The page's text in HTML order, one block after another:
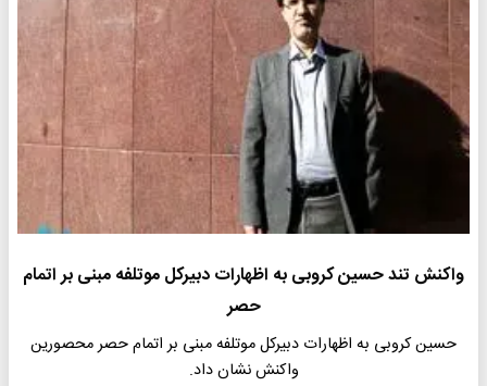
واکنش تند حسین کروبی به اظهارات دبیرکل موتلفه مبنی بر اتمام
حصر
حسین کروبی به اظهارات دبیرکل موتلفه مبنی بر اتمام حصر محصورین
واکنش نشان داد.